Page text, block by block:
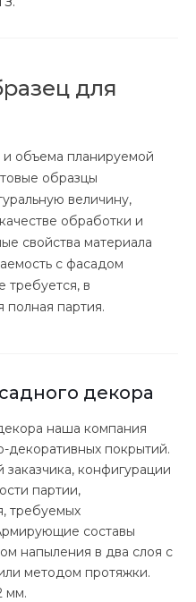
для
и объема планируемой
образцы
величину,
обработки и
свойства материала
с фасадом
требуется, в
полная партия.
декора
наша компания
декоративных покрытий.
конфигурации
партии,
требуемых
составы
напыления в два слоя с
методом протяжки.
мм.